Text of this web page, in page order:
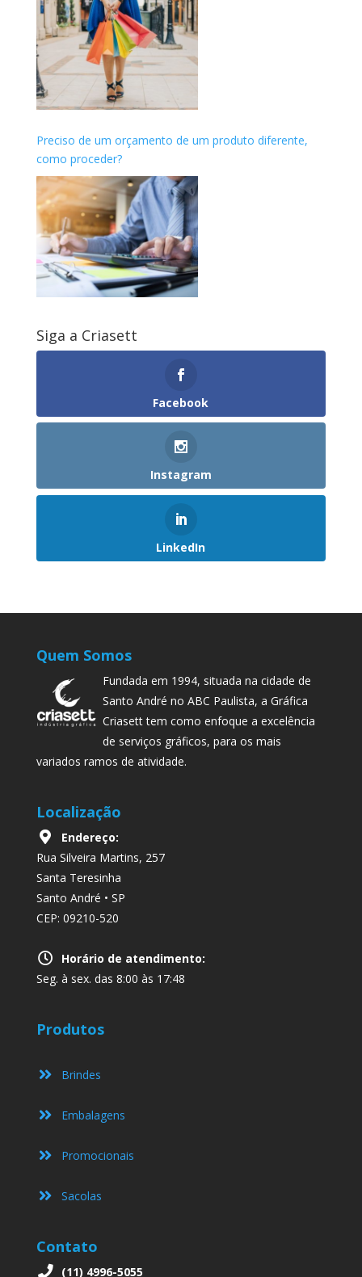
Preciso de um orçamento de um produto diferente,
como proceder?
Siga a Criasett
Facebook
Instagram
LinkedIn
Quem Somos
Fundada em 1994, situada na cidade de
Santo André no ABC Paulista, a Gráfica
Criasett tem como enfoque a excelência
de serviços gráficos, para os mais
variados ramos de atividade.
Localização
Endereço:
Rua Silveira Martins, 257
Santa Teresinha
Santo André • SP
CEP: 09210-520
Horário de atendimento:
Seg. à sex. das 8:00 às 17:48
Produtos
Brindes
Embalagens
Promocionais
Sacolas
Contato
(11) 4996-5055